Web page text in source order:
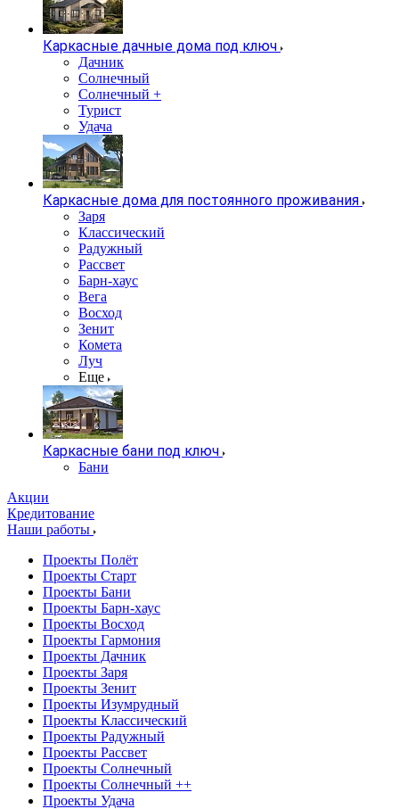
Каркасные дачные дома под ключ
Дачник
Солнечный
Солнечный +
Турист
Удача
Каркасные дома для постоянного проживания
Заря
Классический
Радужный
Рассвет
Барн-хаус
Вега
Восход
Зенит
Комета
Луч
Еще
Каркасные бани под ключ
Бани
Акции
Кредитование
Наши работы
Проекты Полёт
Проекты Старт
Проекты Бани
Проекты Барн-хаус
Проекты Восход
Проекты Гармония
Проекты Дачник
Проекты Заря
Проекты Зенит
Проекты Изумрудный
Проекты Классический
Проекты Радужный
Проекты Рассвет
Проекты Солнечный
Проекты Солнечный ++
Проекты Удача